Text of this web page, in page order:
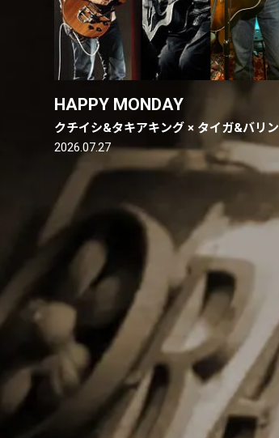
HAPPY MONDAY
クチイシ&タキアキング × タイガ&バリン
2026.07.27